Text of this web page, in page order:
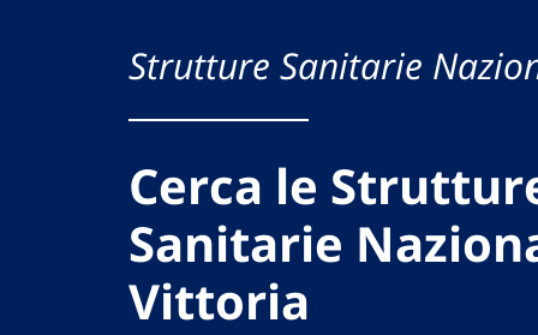
Strutture Sanitarie
Cerca le
Sanitarie
Vittoria